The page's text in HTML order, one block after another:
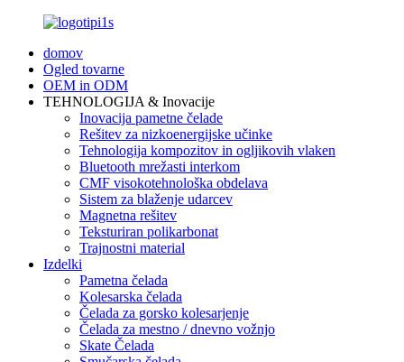
domov
Ogled tovarne
OEM in ODM
TEHNOLOGIJA & Inovacije
Inovacija pametne čelade
Rešitev za nizkoenergijske učinke
Tehnologija kompozitov in ogljikovih vlaken
Bluetooth mrežasti interkom
CMF visokotehnološka obdelava
Sistem za blaženje udarcev
Magnetna rešitev
Teksturiran polikarbonat
Trajnostni material
Izdelki
Pametna čelada
Kolesarska čelada
Čelada za gorsko kolesarjenje
Čelada za mestno / dnevno vožnjo
Skate Čelada